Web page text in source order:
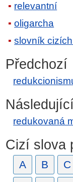
relevantní
oligarcha
slovník
Předchozí
Následující
redukovaná
Cizí slova
A B C